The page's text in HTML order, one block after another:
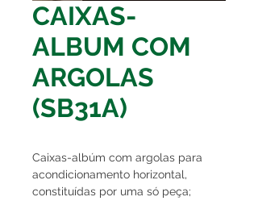
CAIXAS-
ALBUM COM
ARGOLAS
(SB31A)
Caixas-albúm com argolas para
acondicionamento horizontal,
constituídas por uma só peça;